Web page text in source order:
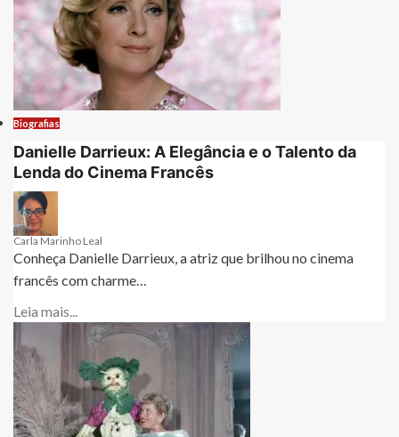
Biografias
Danielle Darrieux: A Elegância e o Talento da
Lenda do Cinema Francês
Carla Marinho Leal
Conheça Danielle Darrieux, a atriz que brilhou no cinema
francês com charme…
Leia mais...